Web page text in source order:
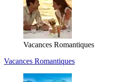
Vacances Romantiques
Vacances Romantiques